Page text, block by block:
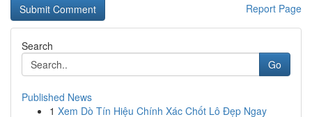
Report Page
Search
Go
Published News
1 Xem Dò Tín Hiệu Chính Xác Chốt Lô Đẹp Ngay